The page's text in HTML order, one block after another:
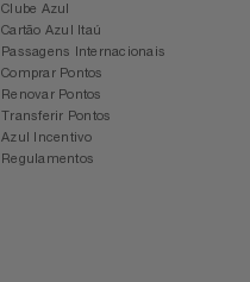
Clube Azul
Cartão Azul Itaú
Passagens Internacionais
Comprar Pontos
Renovar Pontos
Transferir Pontos
Azul Incentivo
Regulamentos